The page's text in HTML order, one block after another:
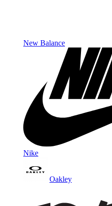
New Balance
Nike
Oakley